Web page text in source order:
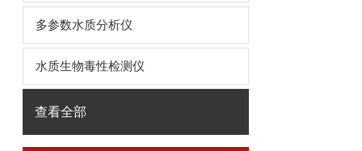
多参数水质分析仪
水质生物毒性检测仪
查看全部